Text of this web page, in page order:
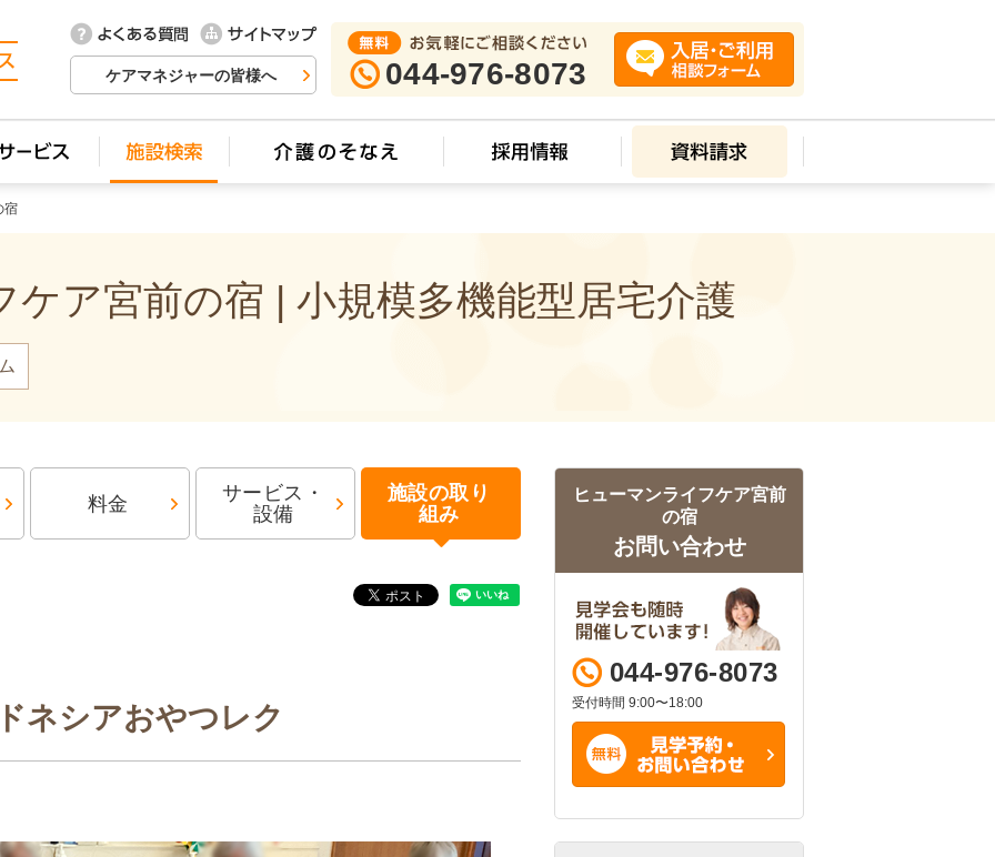
ケアマネジャーの皆様へ 044-976-8073
宿
ケア宮前の宿 | 小規模多機能型居宅介護
料金
サービス・
設備
施設の取り
組み
ネシアおやつレク
ヒューマンライフケア宮前
の宿
お問い合わせ
044-976-8073
受付時間 9:00〜18:00